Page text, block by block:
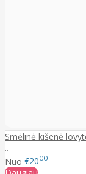
Smėlinė kišenė
..
Nuo €2000